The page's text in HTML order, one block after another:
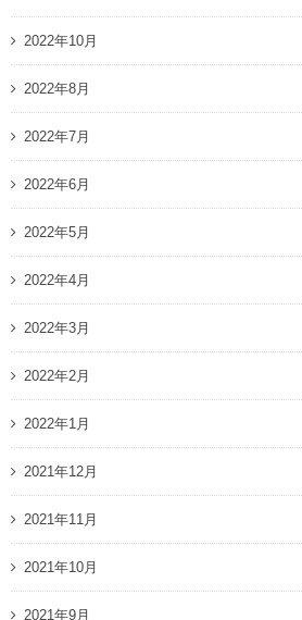
2022年10月
2022年8月
2022年7月
2022年6月
2022年5月
2022年4月
2022年3月
2022年2月
2022年1月
2021年12月
2021年11月
2021年10月
2021年9月